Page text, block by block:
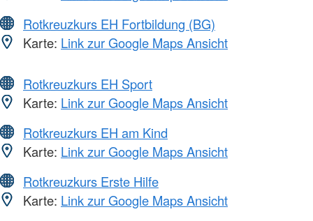
Rotkreuzkurs EH Fortbildung (BG)
Karte: Link zur Google Maps Ansicht
Rotkreuzkurs EH Sport
Karte: Link zur Google Maps Ansicht
Rotkreuzkurs EH am Kind
Karte: Link zur Google Maps Ansicht
Rotkreuzkurs Erste Hilfe
Karte: Link zur Google Maps Ansicht